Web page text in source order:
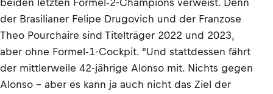
beiden letzten Formel-2-Champions verweist. Denn
der Brasilianer Felipe Drugovich und der Franzose
Theo Pourchaire sind Titelträger 2022 und 2023,
aber ohne Formel-1-Cockpit. "Und stattdessen fährt
der mittlerweile 42-jährige Alonso mit. Nichts gegen
Alonso - aber es kann ja auch nicht das Ziel der